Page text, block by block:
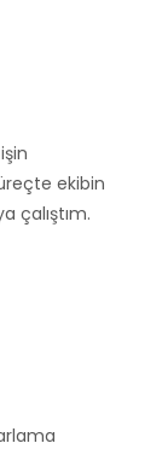
ekibin
çalıştım.